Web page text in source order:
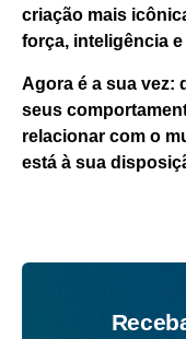
criação mais
força, inteligência
Agora é a sua vez:
seus
relacionar com o
está à sua